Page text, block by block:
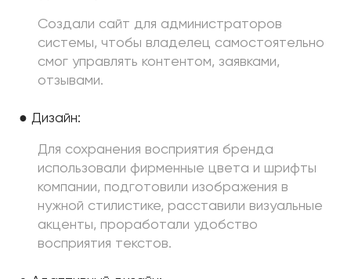
Создали сайт для администраторов
системы, чтобы владелец самостоятельно
смог управлять контентом, заявками,
отзывами.
● Дизайн:
Для сохранения восприятия бренда
использовали фирменные цвета и шрифты
компании, подготовили изображения в
нужной стилистике, расставили визуальные
акценты, проработали удобство
восприятия текстов.